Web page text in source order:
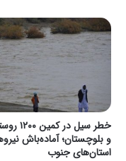
خطر سیل
و بلوچستان؛ آماده‌باش
استان‌های جنوب